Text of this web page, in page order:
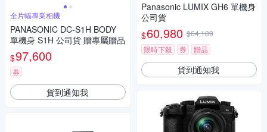
全片幅專業相機
PANASONIC DC-S1H BODY
單機身 S1H 公司貨 贈專屬贈品
$97,600
券
貨到通知我
Panasonic LUMIX GH6 單機身
公司貨
$60,980 $64,189
限時下殺
券 贈品
貨到通知我